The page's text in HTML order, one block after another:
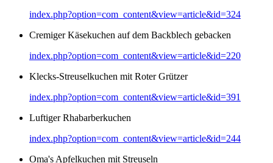
index.php?option=com_content&view=article&id=324
Cremiger Käsekuchen auf dem Backblech gebacken
index.php?option=com_content&view=article&id=220
Klecks-Streuselkuchen mit Roter Grützer
index.php?option=com_content&view=article&id=391
Luftiger Rhabarberkuchen
index.php?option=com_content&view=article&id=244
Oma's Apfelkuchen mit Streuseln